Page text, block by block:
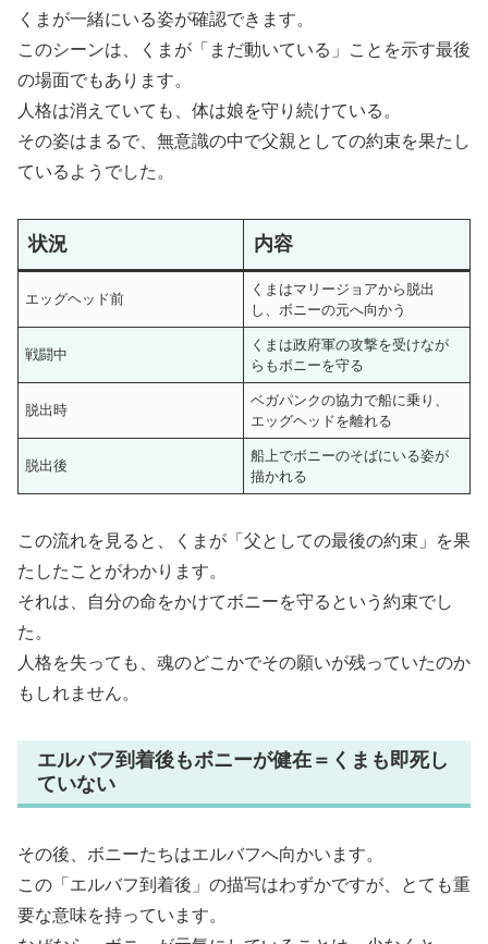
くまが一緒にいる姿が確認できます。
このシーンは、くまが「まだ動いている」ことを示す最後
の場面でもあります。
人格は消えていても、体は娘を守り続けている。
その姿はまるで、無意識の中で父親としての約束を果たし
ているようでした。
状況 内容
エッグヘッド前
くまはマリージョアから脱出
し、ボニーの元へ向かう
戦闘中
くまは政府軍の攻撃を受けなが
らもボニーを守る
脱出時
ベガパンクの協力で船に乗り、
エッグヘッドを離れる
脱出後
船上でボニーのそばにいる姿が
描かれる
この流れを見ると、くまが「父としての最後の約束」を果
たしたことがわかります。
それは、自分の命をかけてボニーを守るという約束でし
た。
人格を失っても、魂のどこかでその願いが残っていたのか
もしれません。
エルバフ到着後もボニーが健在＝くまも即死し
ていない
その後、ボニーたちはエルバフへ向かいます。
この「エルバフ到着後」の描写はわずかですが、とても重
要な意味を持っています。